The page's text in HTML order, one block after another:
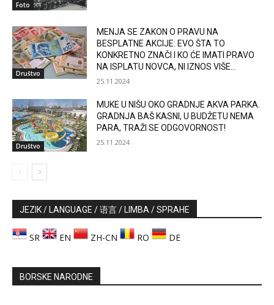
Foto
Društvo
MENJA SE ZAKON O PRAVU NA
BESPLATNE AKCIJE: EVO ŠTA TO
KONKRETNO ZNAČI I KO ĆE IMATI PRAVO
NA ISPLATU NOVCA, NI IZNOS VIŠE...
25.11.2024
Društvo
MUKE U NIŠU OKO GRADNJE AKVA PARKA.
GRADNJA BAŠ KASNI, U BUDŽETU NEMA
PARA, TRAŽI SE ODGOVORNOST!
25.11.2024
JEZIK / LANGUAGE / 语言 / LIMBA / SPRAHE
SR EN ZH-CN RO DE
BORSKE NARODNE